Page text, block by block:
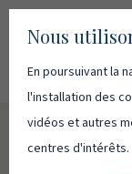
Nous
En poursuivant la
l'installation des
vidéos et autres
centres d'intérêts.